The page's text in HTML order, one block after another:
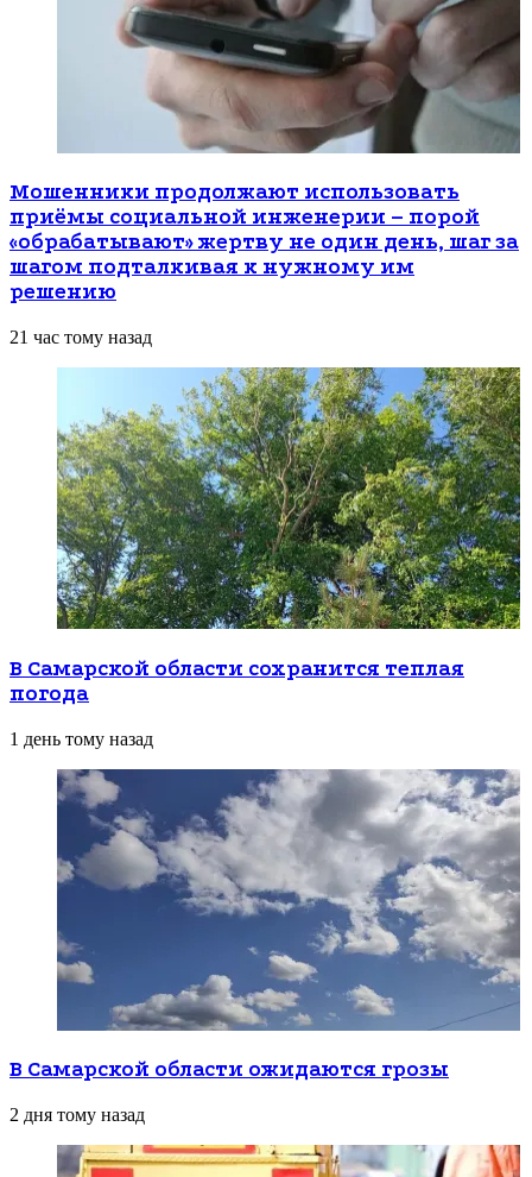
Мошенники продолжают использовать
приёмы социальной инженерии – порой
«обрабатывают» жертву не один день, шаг за
шагом подталкивая к нужному им
решению
21 час тому назад
В Самарской области сохранится теплая
погода
1 день тому назад
В Самарской области ожидаются грозы
2 дня тому назад